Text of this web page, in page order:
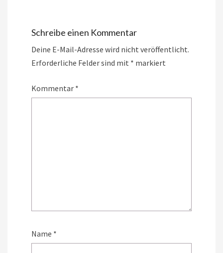
Schreibe einen Kommentar
Deine E-Mail-Adresse wird nicht veröffentlicht.
Erforderliche Felder sind mit * markiert
Kommentar *
Name *